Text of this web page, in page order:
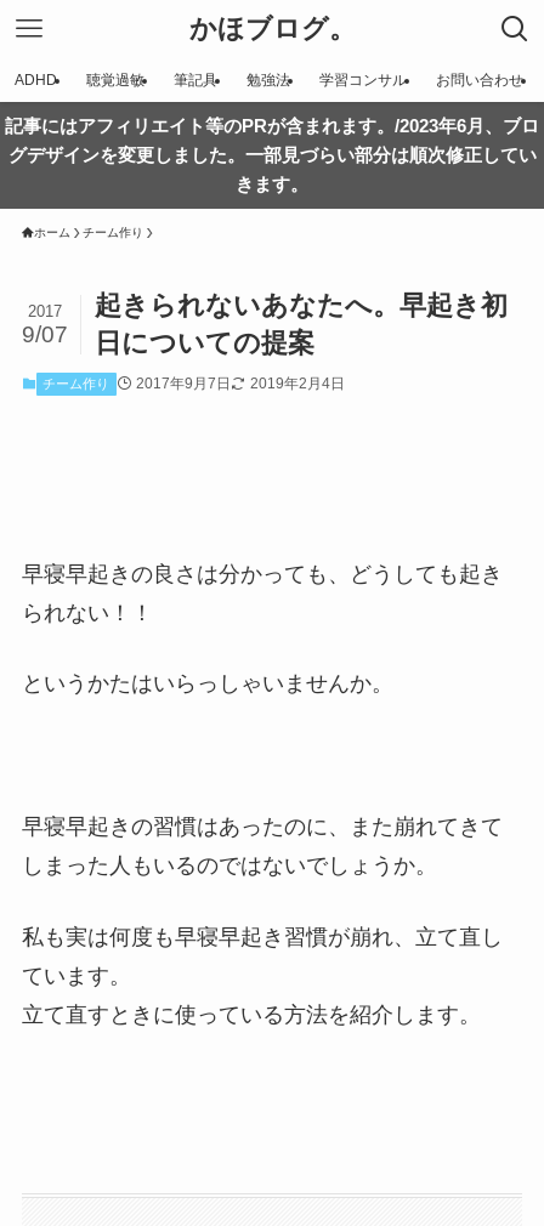
かほブログ。
ADHD 聴覚過敏 筆記具 勉強法 学習コンサル お問い合わせ
記事にはアフィリエイト等のPRが含まれます。/2023年6月、ブロ
グデザインを変更しました。一部見づらい部分は順次修正してい
きます。
ホーム チーム作り
起きられないあなたへ。早起き初
日についての提案
2017
9/07
チーム作り 2017年9月7日 2019年2月4日
早寝早起きの良さは分かっても、どうしても起き
られない！！
というかたはいらっしゃいませんか。
早寝早起きの習慣はあったのに、また崩れてきて
しまった人もいるのではないでしょうか。
私も実は何度も早寝早起き習慣が崩れ、立て直し
ています。
立て直すときに使っている方法を紹介します。